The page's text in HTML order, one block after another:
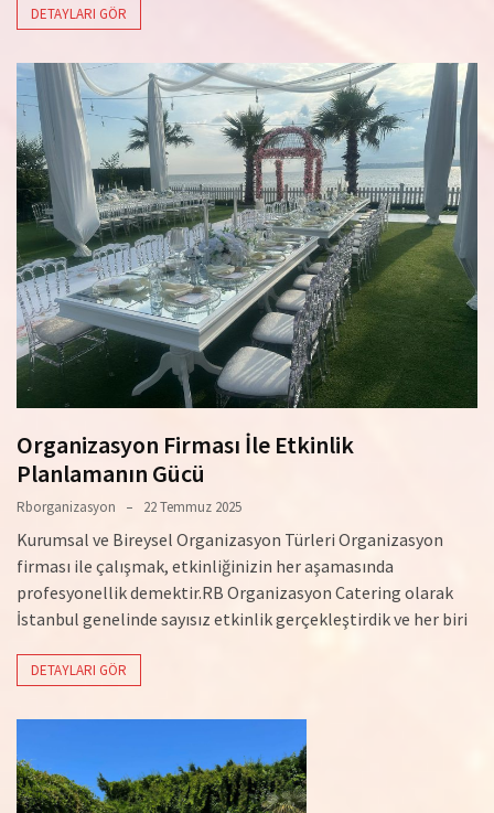
DETAYLARI GÖR
Organizasyon Firması İle Etkinlik
Planlamanın Gücü
Rborganizasyon 22 Temmuz 2025
Kurumsal ve Bireysel Organizasyon Türleri Organizasyon
firması ile çalışmak, etkinliğinizin her aşamasında
profesyonellik demektir.RB Organizasyon Catering olarak
İstanbul genelinde sayısız etkinlik gerçekleştirdik ve her biri
DETAYLARI GÖR